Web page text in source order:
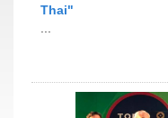
Thai"